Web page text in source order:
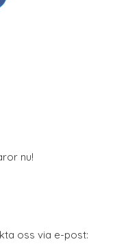
nu!
oss via e-post: